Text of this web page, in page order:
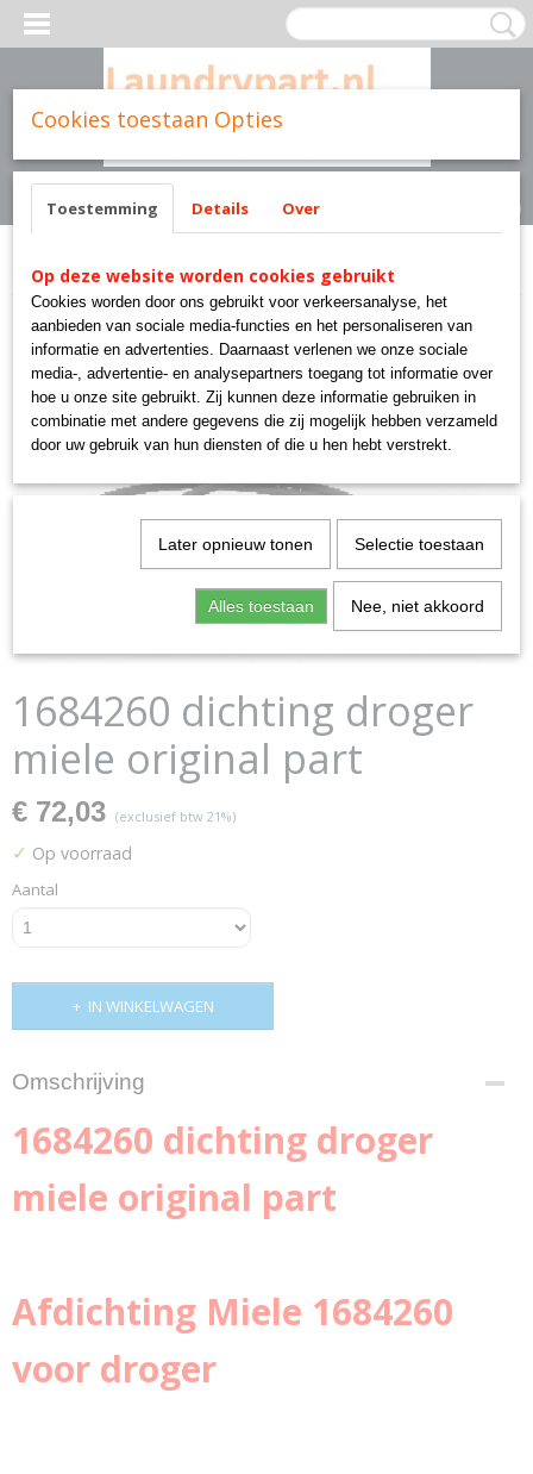
Inloggen Registreren
(0)
Home >Miele parts>1684260 dichting droger miele original part
1684260 dichting droger
miele original part
€ 72,03 (exclusief btw 21%)
✓ Op voorraad
Aantal
IN WINKELWAGEN
Omschrijving
1684260 dichting droger
miele original part
Afdichting Miele 1684260
voor droger
Cookies toestaan Opties
Toestemming Details Over
Op deze website worden cookies gebruikt
Cookies worden door ons gebruikt voor verkeersanalyse, het
aanbieden van sociale media-functies en het personaliseren van
informatie en advertenties. Daarnaast verlenen we onze sociale
media-, advertentie- en analysepartners toegang tot informatie over
hoe u onze site gebruikt. Zij kunnen deze informatie gebruiken in
combinatie met andere gegevens die zij mogelijk hebben verzameld
door uw gebruik van hun diensten of die u hen hebt verstrekt.
Later opnieuw tonen Selectie toestaan
Alles toestaan Nee, niet akkoord